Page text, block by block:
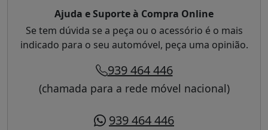
Ajuda e Suporte à Compra Online
Se tem dúvida se a peça ou o acessório é o mais
indicado para o seu automóvel, peça uma opinião.
939 464 446
(chamada para a rede móvel nacional)
939 464 446